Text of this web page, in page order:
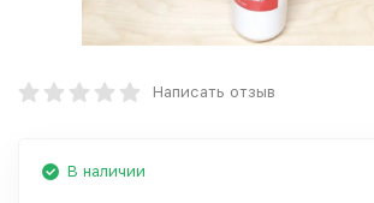
Написать отзыв
В наличии